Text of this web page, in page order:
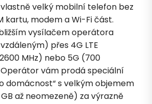
velký mobilní telefon bez
kartu, modem a Wi-Fi část.
vysílačem operátora
přes 4G LTE
MHz) nebo 5G (700
Operátor vám prodá speciální
domácnost“ s velkým objemem
až neomezeně) za výrazně